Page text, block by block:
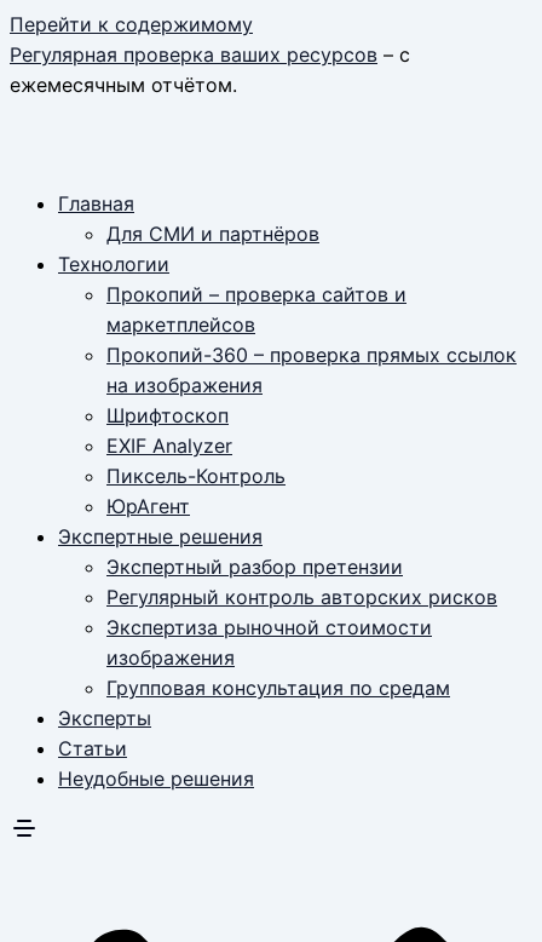
Перейти к содержимому
Регулярная проверка ваших ресурсов – с
ежемесячным отчётом.
Главная
Для СМИ и партнёров
Технологии
Прокопий – проверка сайтов и
маркетплейсов
Прокопий-360 – проверка прямых ссылок
на изображения
Шрифтоскоп
EXIF Analyzer
Пиксель-Контроль
ЮрАгент
Экспертные решения
Экспертный разбор претензии
Регулярный контроль авторских рисков
Экспертиза рыночной стоимости
изображения
Групповая консультация по средам
Эксперты
Статьи
Неудобные решения